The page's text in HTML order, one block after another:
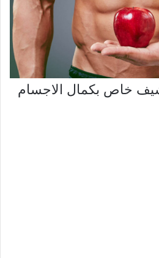
خاص بكمال الاجسام